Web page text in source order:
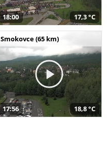
18:00 17,3 °C
Smokovce (65 km)
17:56 18,8 °C